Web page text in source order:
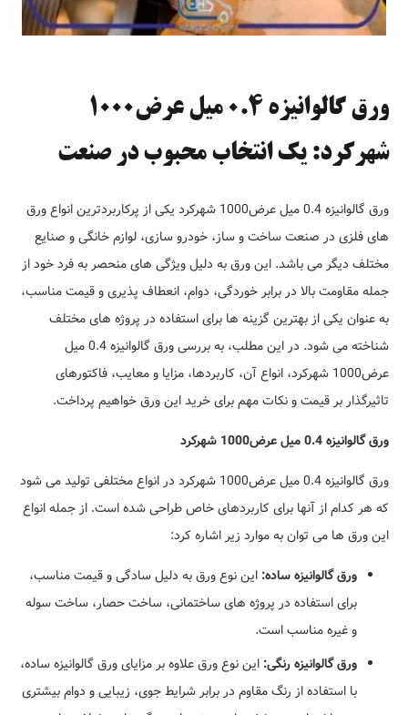
ورق گالوانیزه 0.4 میل عرض1000
شهرکرد: یک انتخاب محبوب در صنعت
ورق گالوانیزه 0.4 میل عرض1000 شهرکرد یکی از پرکاربردترین انواع ورق
های فلزی در صنعت ساخت و ساز، خودرو سازی، لوازم خانگی و صنایع
مختلف دیگر می باشد. این ورق به دلیل ویژگی های منحصر به فرد خود از
جمله مقاومت بالا در برابر خوردگی، دوام، انعطاف پذیری و قیمت مناسب،
به عنوان یکی از بهترین گزینه ها برای استفاده در پروژه های مختلف
شناخته می شود. در این مطلب، به بررسی ورق گالوانیزه 0.4 میل
عرض1000 شهرکرد، انواع آن، کاربردها، مزایا و معایب، فاکتورهای
تاثیرگذار بر قیمت و نکات مهم برای خرید این ورق خواهیم پرداخت.
ورق گالوانیزه 0.4 میل عرض1000 شهرکرد
ورق گالوانیزه 0.4 میل عرض1000 شهرکرد در انواع مختلفی تولید می شود
که هر کدام از آنها برای کاربردهای خاص طراحی شده است. از جمله انواع
این ورق ها می توان به موارد زیر اشاره کرد:
ورق گالوانیزه ساده: این نوع ورق به دلیل سادگی و قیمت مناسب،
برای استفاده در پروژه های ساختمانی، ساخت حصار، ساخت سوله
و غیره مناسب است.
ورق گالوانیزه رنگی: این نوع ورق علاوه بر مزایای ورق گالوانیزه ساده،
با استفاده از رنگ مقاوم در برابر شرایط جوی، زیبایی و دوام بیشتری